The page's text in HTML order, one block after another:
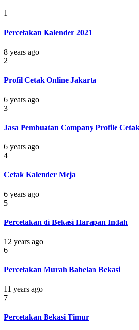
1
Percetakan Kalender 2021
8 years ago
2
Profil Cetak Online Jakarta
6 years ago
3
Jasa Pembuatan Company Profile Cetak
6 years ago
4
Cetak Kalender Meja
6 years ago
5
Percetakan di Bekasi Harapan Indah
12 years ago
6
Percetakan Murah Babelan Bekasi
11 years ago
7
Percetakan Bekasi Timur